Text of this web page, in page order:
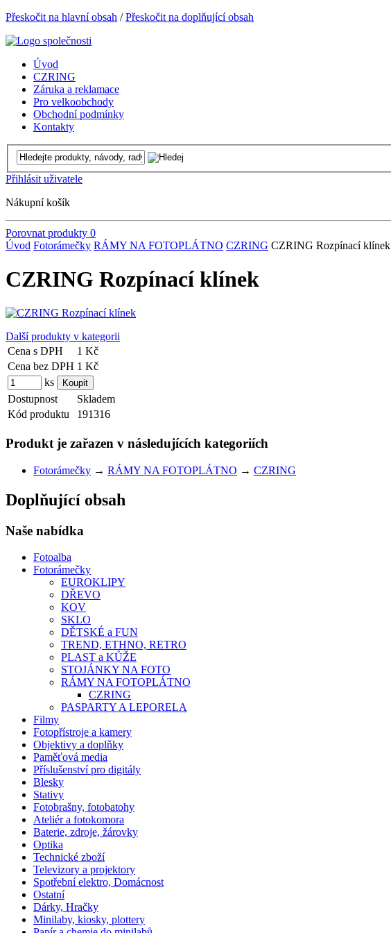
Přeskočit na hlavní obsah /Přeskočit na doplňující obsah
Úvod
CZRING
Záruka a reklamace
Pro velkoobchody
Obchodní podmínky
Kontakty
Přihlásit uživatele
Nákupní košík
Porovnat produkty 0
Úvod Fotorámečky RÁMY NA FOTOPLÁTNO CZRING CZRING Rozpínací klínek
CZRING Rozpínací klínek
Další produkty v kategorii
Cena s DPH
1 Kč
Cena bez DPH 1 Kč
ks
Dostupnost
Skladem
Kód produktu
191316
Produkt je zařazen v následujících kategoriích
Fotorámečky → RÁMY NA FOTOPLÁTNO → CZRING
Doplňující obsah
Naše nabídka
Fotoalba
Fotorámečky
EUROKLIPY
DŘEVO
KOV
SKLO
DĚTSKÉ a FUN
TREND, ETHNO, RETRO
PLAST a KŮŽE
STOJÁNKY NA FOTO
RÁMY NA FOTOPLÁTNO
CZRING
PASPARTY A LEPORELA
Filmy
Fotopřístroje a kamery
Objektivy a doplňky
Paměťová media
Příslušenství pro digitály
Blesky
Stativy
Fotobrašny, fotobatohy
Ateliér a fotokomora
Baterie, zdroje, žárovky
Optika
Technické zboží
Televizory a projektory
Spotřební elektro, Domácnost
Ostatní
Dárky, Hračky
Minilaby, kiosky, plottery